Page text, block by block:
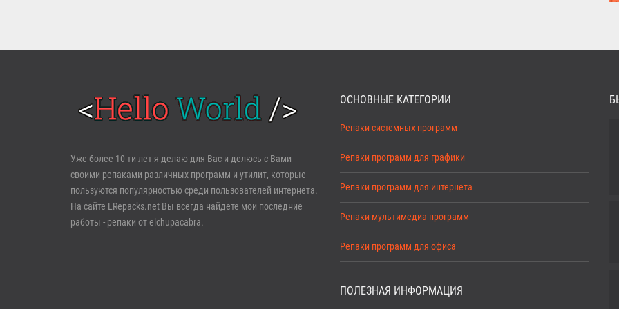
Войти
Регистрация
Забыли пароль?
Уже более 10-ти лет я делаю для Вас и делюсь с Вами
своими репаками различных программ и утилит, которые
пользуются популярностью среди пользователей интернета.
На сайте LRepacks.net Вы всегда найдете мои последние
работы - репаки от elchupacabra.
ОСНОВНЫЕ КАТЕГОРИИ
Репаки системных программ
Репаки программ для графики
Репаки программ для интернета
Репаки мультимедиа программ
Репаки программ для офиса
ПОЛЕЗНАЯ ИНФОРМАЦИЯ